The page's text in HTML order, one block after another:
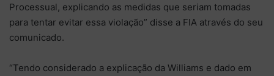
Processual, explicando as medidas que seriam tomadas
para tentar evitar essa violação” disse a FIA através do seu
comunicado.
“Tendo considerado a explicação da Williams e dado em